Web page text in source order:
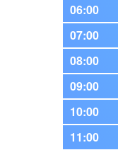
06:00
07:00
08:00
09:00
10:00
11:00